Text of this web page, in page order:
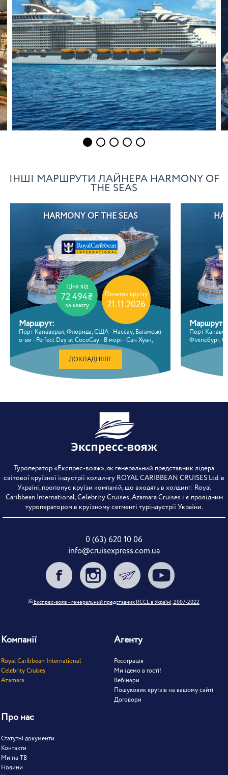
ІНШІ МАРШРУТИ ЛАЙНЕРА HARMONY OF
THE SEAS
HARMONY OF THE SEAS
Ціна від
72 494₴
за каюту
Початок круїзу
21.11.2026
Маршрут:
Порт Канаверал, Флорида, США - Нассау, Багамські
о-ви - Perfect Day at CocoCay - В морі - Сан Хуан,
Пуерто Ріко - Пуерто-плата, Домініканська
республіка - В морі - Порт Канаверал, Флорида,
ДОКЛАДНІШЕ
Маршрут:
Порт
Філіпсбург,
морі -
Флорида,
Туроператор «Експрес-вояж», як генеральний представник лідера
світової круїзної індустрії холдингу ROYAL CARIBBEAN CRUISES Ltd. в
Україні, пропонує круїзи компаній, що входять в холдинг: Royal
Caribbean International, Celebrity Cruises, Azamara Cruises і є провідним
туроператором в круїзному сегменті туріндустрії України.
0 (63) 620 10 06
info@cruisexpress.com.ua
© Експрес-вояж - генеральний представник RCCL в Україні, 2007-2022
Компанії
Royal Caribbean International
Celebrity Cruises
Azamara
Агенту
Реєстрація
Ми їдемо в гості!
Вебінари
Пошуковик круїзів на вашому сайті
Договори
Про нас
Статутні документи
Контакти
Ми на ТВ
Новини